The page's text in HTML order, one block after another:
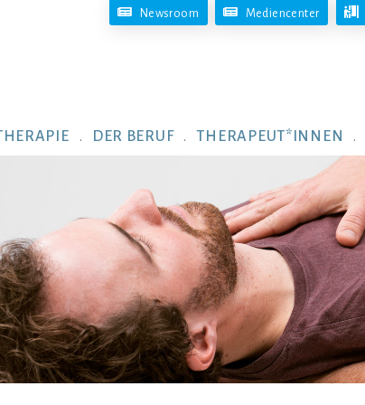
Newsroom Mediencenter
DER BERUF THERAPEUT*INNEN